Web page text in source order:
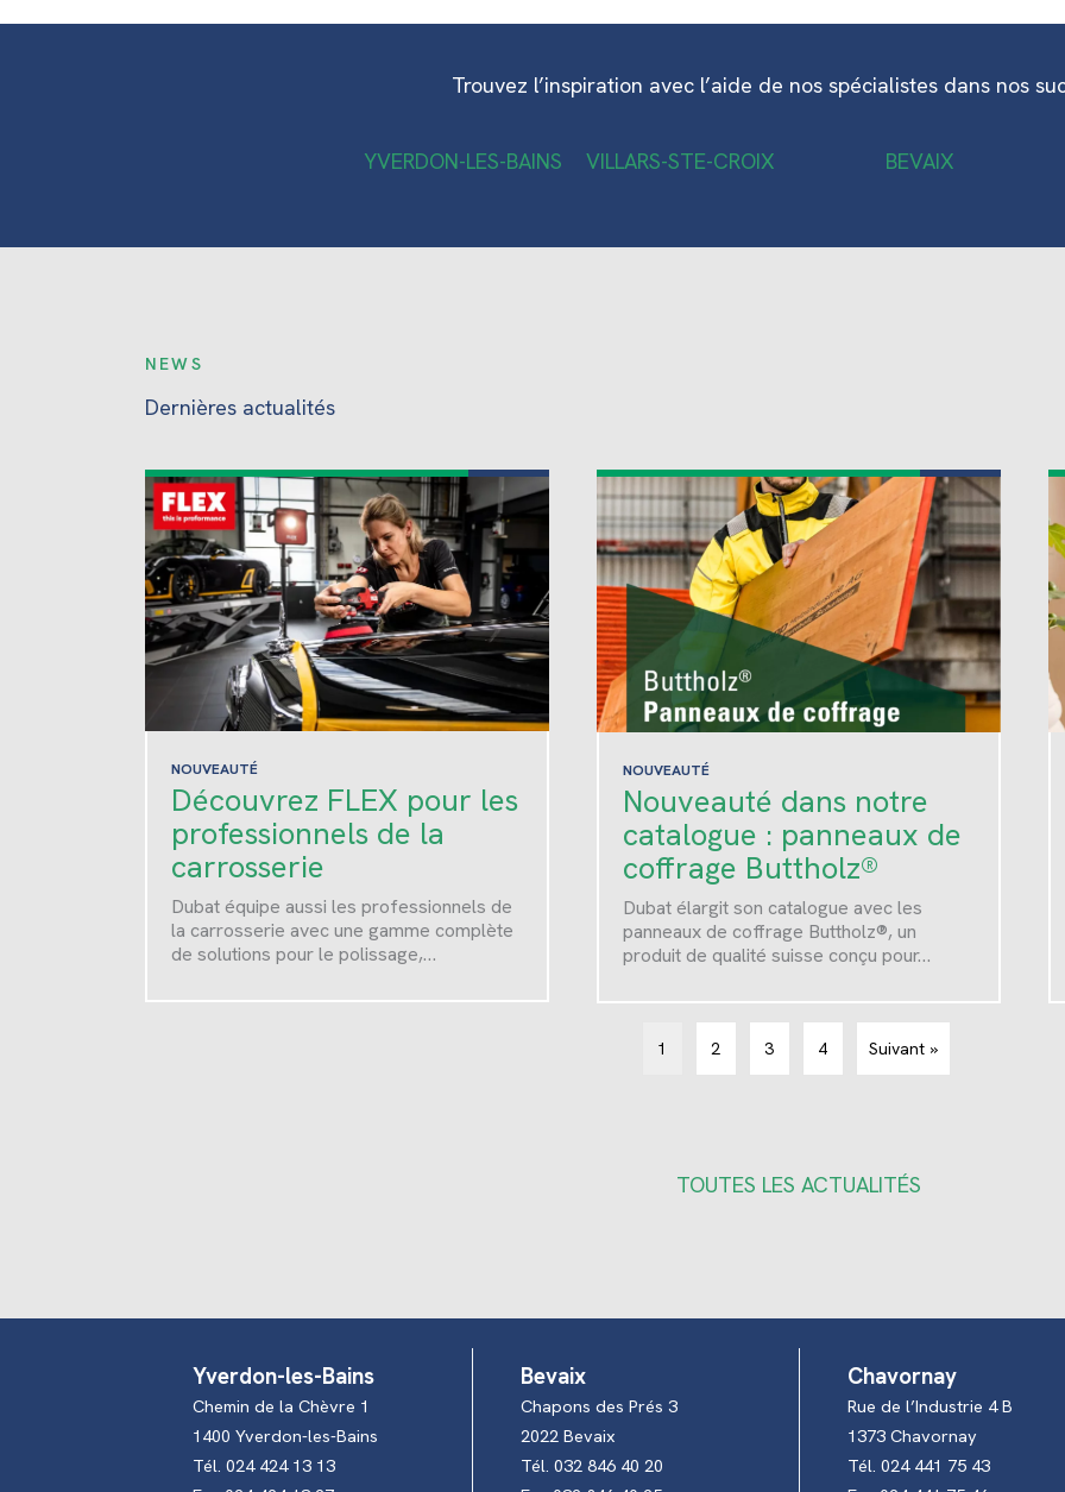
Trouvez l’inspiration avec l’aide de nos spécialistes dans nos
YVERDON-LES-BAINS VILLARS-STE-CROIX BEVAIX
NEWS
Dernières actualités
NOUVEAUTÉ
Découvrez FLEX pour les
professionnels de la
carrosserie
Dubat équipe aussi les professionnels de
la carrosserie avec une gamme complète
de solutions pour le polissage,…
NOUVEAUTÉ
Nouveauté dans notre
catalogue : panneaux de
coffrage Buttholz®
Dubat élargit son catalogue avec les
panneaux de coffrage Buttholz®, un
produit de qualité suisse conçu pour…
1 2 3 4 Suivant »
TOUTES LES ACTUALITÉS
Yverdon-les-Bains
Chemin de la Chèvre 1
1400 Yverdon-les-Bains
Tél. 024 424 13 13
Bevaix
Chapons des Prés 3
2022 Bevaix
Tél. 032 846 40 20
Chavornay
Rue de l’Industrie 4 B
1373 Chavornay
Tél. 024 441 75 43